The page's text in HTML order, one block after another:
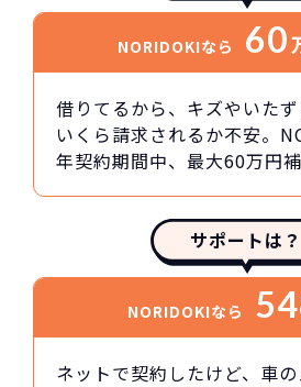
NORIDOKIなら 60
借りてるから、キズやいたず
いくら請求されるか不安。
年契約期間中、最大60万円補
サポートは？
NORIDOKIなら
ネットで契約したけど、車